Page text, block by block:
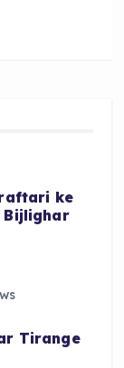
ke
Bijlighar
Tirange